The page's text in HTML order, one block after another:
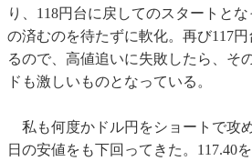
り、118円台に戻してのスタートと
の済むのを待たずに軟化。再び117
るので、高値追いに失敗したら、そ
ドも激しいものとなっている。
私も何度かドル円をショートで攻
日の安値をも下回ってきた。117.40